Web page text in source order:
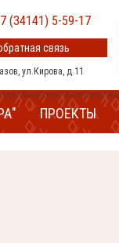
(34141) 5-59-17
связь
ул.Кирова, д.11
ПРОЕКТЫ